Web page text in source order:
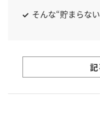
そんな“貯まらな